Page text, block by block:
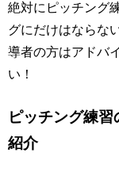
絶対にピッチング
グにだけはならな
導者の方はアドバ
い！
ピッチング練
紹介